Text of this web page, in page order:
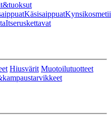
Käsisaippuat
Itseruskettavat
Hiusvärit Muotoilutuotteet